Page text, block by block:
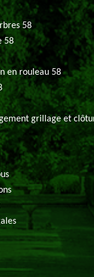
58
58
en rouleau 58
grillage et